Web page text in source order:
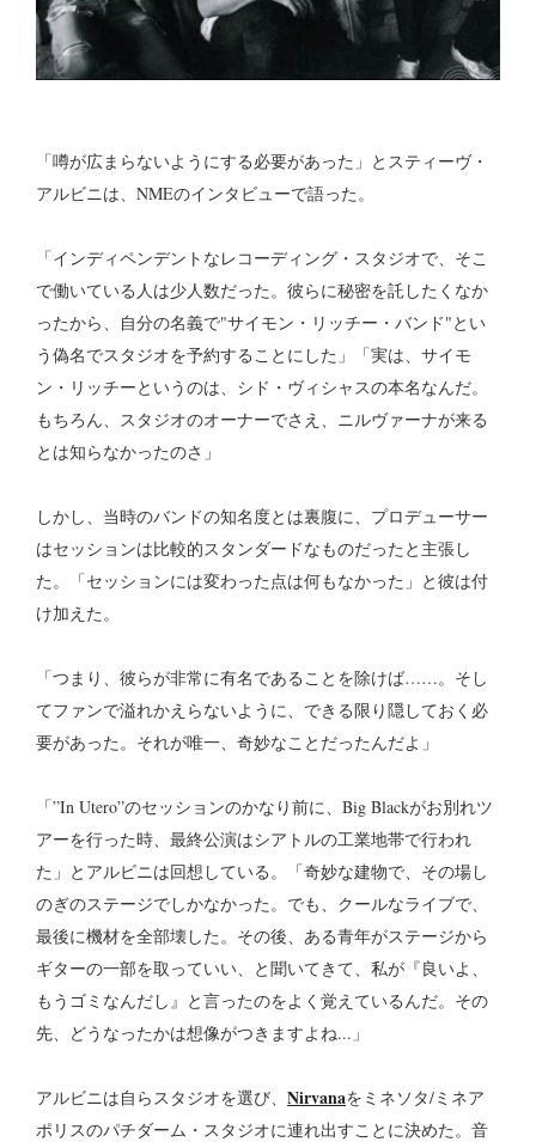
「噂が広まらないようにする必要があった」とスティーヴ・
アルビニは、NMEのインタビューで語った。
「インディペンデントなレコーディング・スタジオで、そこ
で働いている人は少人数だった。彼らに秘密を託したくなか
ったから、自分の名義で"サイモン・リッチー・バンド"とい
う偽名でスタジオを予約することにした」「実は、サイモ
ン・リッチーというのは、シド・ヴィシャスの本名なんだ。
もちろん、スタジオのオーナーでさえ、ニルヴァーナが来る
とは知らなかったのさ」
しかし、当時のバンドの知名度とは裏腹に、プロデューサー
はセッションは比較的スタンダードなものだったと主張し
た。「セッションには変わった点は何もなかった」と彼は付
け加えた。
「つまり、彼らが非常に有名であることを除けば……。そし
てファンで溢れかえらないように、できる限り隠しておく必
要があった。それが唯一、奇妙なことだったんだよ」
「”In Utero”のセッションのかなり前に、Big Blackがお別れツ
アーを行った時、最終公演はシアトルの工業地帯で行われ
た」とアルビニは回想している。「奇妙な建物で、その場し
のぎのステージでしかなかった。でも、クールなライブで、
最後に機材を全部壊した。その後、ある青年がステージから
ギターの一部を取っていい、と聞いてきて、私が『良いよ、
もうゴミなんだし』と言ったのをよく覚えているんだ。その
先、どうなったかは想像がつきますよね...」
アルビニは自らスタジオを選び、 Nirvanaをミネソタ/ミネア
ポリスのパチダーム・スタジオに連れ出すことに決めた。音